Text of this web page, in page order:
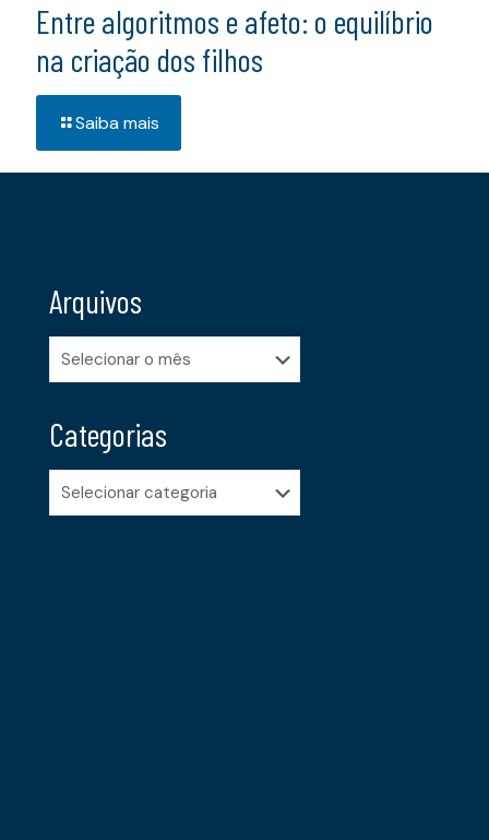
Entre algoritmos e afeto: o equilíbrio
na criação dos filhos
Saiba mais
Arquivos
Arquivos
Categorias
Categorias